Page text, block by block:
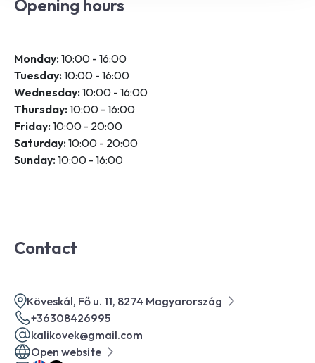
Opening hours
Monday:10:00 - 16:00
Tuesday:10:00 - 16:00
Wednesday:10:00 - 16:00
Thursday:10:00 - 16:00
Friday:10:00 - 20:00
Saturday:10:00 - 20:00
Sunday:10:00 - 16:00
Contact
Köveskál, Fő u. 11, 8274 Magyarország
+36308426995
kalikovek@gmail.com
Open website